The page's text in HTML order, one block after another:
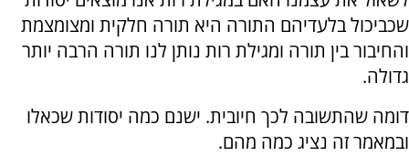
שכביכול בלעדיהם התורה היא תורה חלקית ומצומצמת
והחיבור בין תורה ומגילת רות נותן לנו תורה הרבה יותר
גדולה.
דומה שהתשובה לכך חיובית. ישנם כמה יסודות שכאלו
ובמאמר זה נציג כמה מהם.